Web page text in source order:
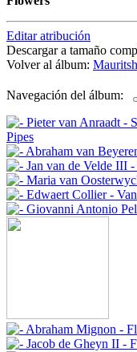
Editar atribución
Descargar a tamaño
Volver al álbum:
Navegación del álbum: